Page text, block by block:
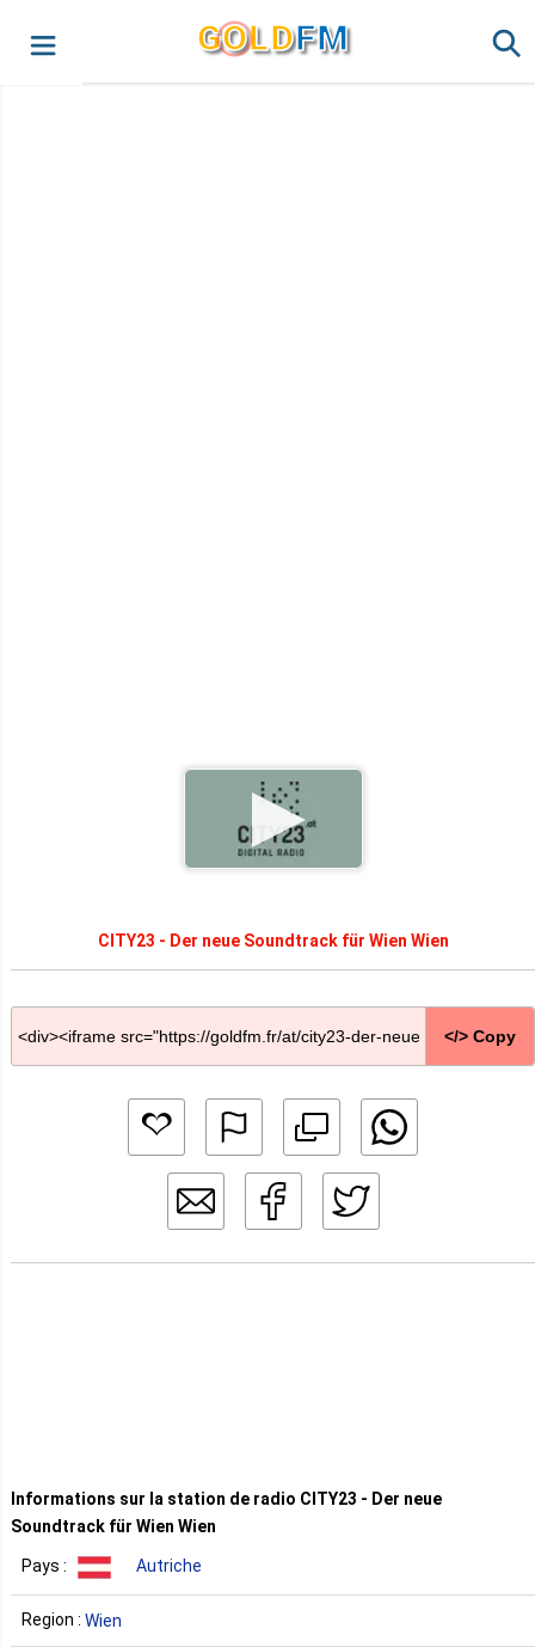
GOLDFM
CITY23 - Der neue Soundtrack für Wien Wien
</> Copy
Informations sur la station de radio CITY23 - Der neue
Soundtrack für Wien Wien
Pays : Autriche
Region : Wien